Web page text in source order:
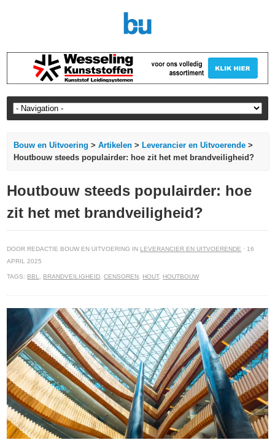
Bouw en Uitvoering >Artikelen > Leverancier en Uitvoerende >
Houtbouw steeds populairder: hoe zit het met brandveiligheid?
Houtbouw steeds populairder: hoe
zit het met brandveiligheid?
DOOR REDACTIE BOUW EN UITVOERING IN LEVERANCIER EN UITVOERENDE · 16
APRIL 2025
TAGS: BBL, BRANDVEILIGHEID,CENSOREN, HOUT, HOUTBOUW